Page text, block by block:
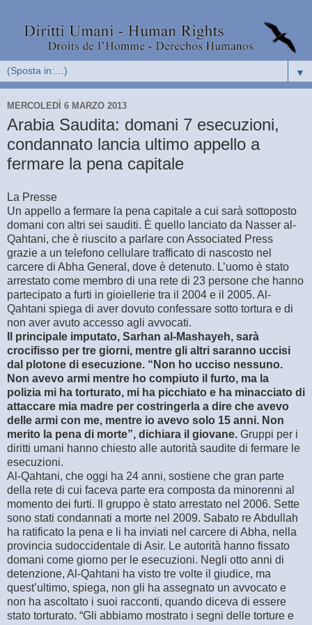
▼
MERCOLEDÌ 6 MARZO 2013
Arabia Saudita: domani 7 esecuzioni,
condannato lancia ultimo appello a
fermare la pena capitale
La Presse
Un appello a fermare la pena capitale a cui sarà sottoposto
domani con altri sei sauditi. È quello lanciato da Nasser al-
Qahtani, che è riuscito a parlare con Associated Press
grazie a un telefono cellulare trafficato di nascosto nel
carcere di Abha General, dove è detenuto. L’uomo è stato
arrestato come membro di una rete di 23 persone che hanno
partecipato a furti in gioiellerie tra il 2004 e il 2005. Al-
Qahtani spiega di aver dovuto confessare sotto tortura e di
non aver avuto accesso agli avvocati.
Il principale imputato, Sarhan al-Mashayeh, sarà
crocifisso per tre giorni, mentre gli altri saranno uccisi
dal plotone di esecuzione. “Non ho ucciso nessuno.
Non avevo armi mentre ho compiuto il furto, ma la
polizia mi ha torturato, mi ha picchiato e ha minacciato di
attaccare mia madre per costringerla a dire che avevo
delle armi con me, mentre io avevo solo 15 anni. Non
merito la pena di morte”, dichiara il giovane. Gruppi per i
diritti umani hanno chiesto alle autorità saudite di fermare le
esecuzioni.
Al-Qahtani, che oggi ha 24 anni, sostiene che gran parte
della rete di cui faceva parte era composta da minorenni al
momento dei furti. Il gruppo è stato arrestato nel 2006. Sette
sono stati condannati a morte nel 2009. Sabato re Abdullah
ha ratificato la pena e li ha inviati nel carcere di Abha, nella
provincia sudoccidentale di Asir. Le autorità hanno fissato
domani come giorno per le esecuzioni. Negli otto anni di
detenzione, Al-Qahtani ha visto tre volte il giudice, ma
quest’ultimo, spiega, non gli ha assegnato un avvocato e
non ha ascoltato i suoi racconti, quando diceva di essere
stato torturato. “Gli abbiamo mostrato i segni delle torture e